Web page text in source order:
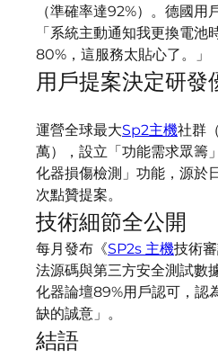
（準確率達92%）。德國用
「系統主動通知我更換電池
80%，這服務太貼心了。」
用戶提案決定研發
運營全球最大Sp2主機社群
萬），設立「功能需求眾籌
化器損傷檢測」功能，源於
次點贊提案。
技術細節全公開​​
每月發布《SP2s 主機技術
法源碼與第三方安全測試數
化器論壇89%用戶認可，認
缺的誠意」。
​​結語